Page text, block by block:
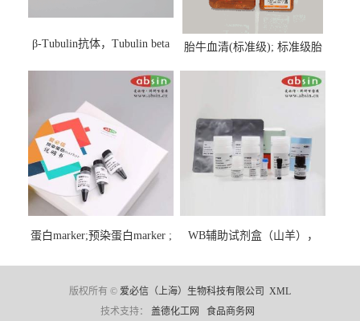
β-Tubulin抗体，Tubulin beta
胎牛血清(标准级); 标准级胎
蛋白marker;预染蛋白marker ;
WB辅助试剂盒（山羊），
版权所有 © 爱必信（上海）生物科技有限公司 XML
技术支持： 盖德化工网 食品商务网